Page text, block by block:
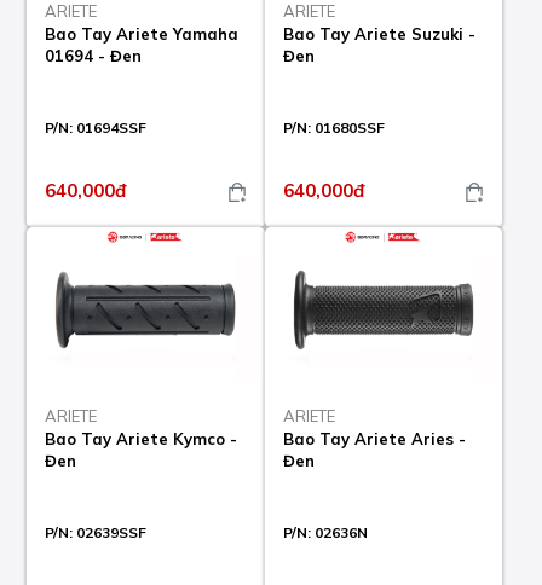
ARIETE
Bao Tay Ariete Yamaha
01694 - Đen
P/N: 01694SSF
640,000đ
ARIETE
Bao Tay Ariete Suzuki -
Đen
P/N: 01680SSF
640,000đ
ARIETE
Bao Tay Ariete Kymco -
Đen
P/N: 02639SSF
ARIETE
Bao Tay Ariete Aries -
Đen
P/N: 02636N